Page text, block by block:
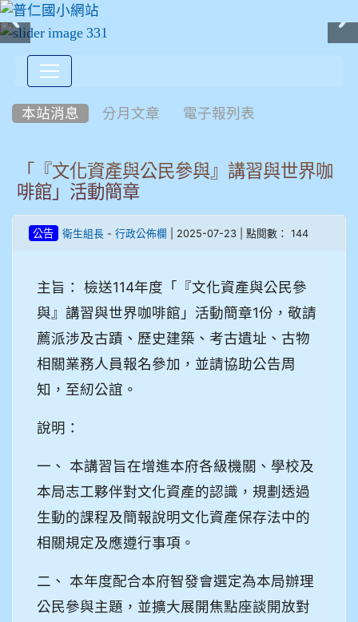
本站消息 分月文章 電子報列表
「『文化資產與公民參與』講習與世界咖
啡館」活動簡章
公告 衛生組長 - 行政公佈欄 | 2025-07-23 | 點閱數： 144
主旨： 檢送114年度「『文化資產與公民參
與』講習與世界咖啡館」活動簡章1份，敬請
薦派涉及古蹟、歷史建築、考古遺址、古物
相關業務人員報名參加，並請協助公告周
知，至紉公誼。
說明：
一、 本講習旨在增進本府各級機關、學校及
本局志工夥伴對文化資產的認識，規劃透過
生動的課程及簡報說明文化資產保存法中的
相關規定及應遵行事項。
二、 本年度配合本府智發會選定為本局辦理
公民參與主題，並擴大展開焦點座談開放對